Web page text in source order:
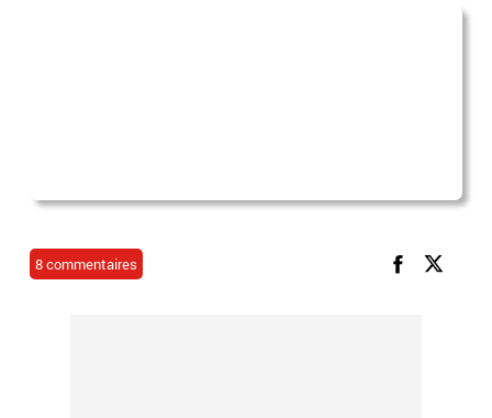
8 commentaires